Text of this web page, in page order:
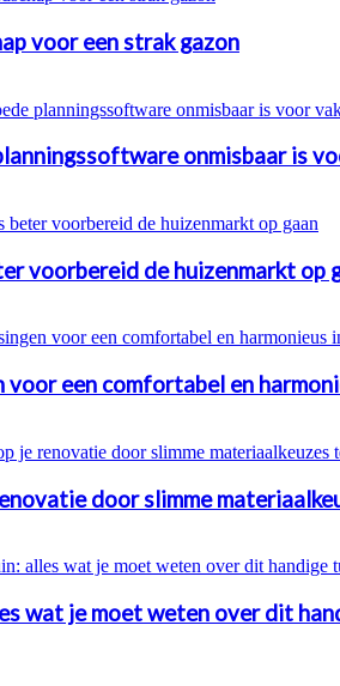
voor een strak gazon
onmisbaar is
voorbereid de huizenmarkt op
voor een comfortabel en
door slimme
wat je moet weten over dit